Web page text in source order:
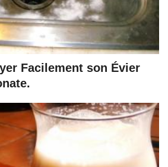
Facilement son Évier